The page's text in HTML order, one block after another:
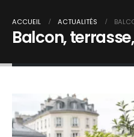
ACCUEIL ACTUALITÉS
Balcon,